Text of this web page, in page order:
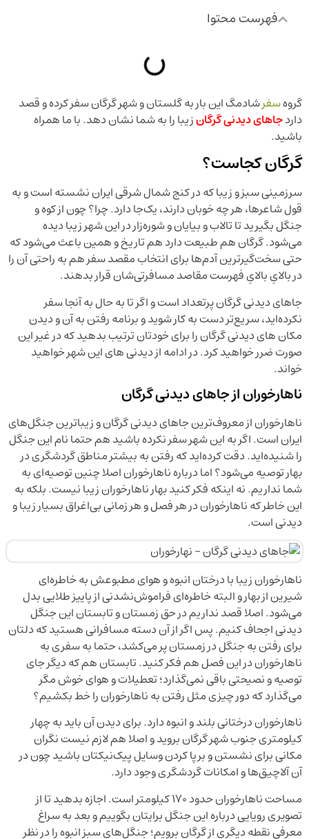
فهرست محتوا
گروهسفرشادمگ این بار به گلستان و شهر گرگان سفر کرده و قصد
داردجاهای دیدنیگرگانزیبا را به شما نشان دهد. با ما همراه
باشید.
گرگان کجاست؟
سرزمینی سبز و زیبا که در کنج شمال شرقی ایران نشسته است و به
قول شاعرها، هر چه خوبان دارند، یک‌جا دارد. چرا؟ چون از کوه و
جنگل بگیرید تا تالاب و بیایان و شوره‌زار در این شهر زیبا دیده
می‌شود. گرگان هم طبیعت دارد هم تاریخ و همین باعث می‌شود که
حتی سخت‌گیرترین آدم‌ها برای انتخاب مقصد سفر هم به راحتی آن را
در بالایِ بالایِ فهرست مقاصد مسافرتی‌شان قرار بدهند.
جاهای دیدنی گرگان پرتعداد است و اگر تا به حال به آنجا سفر
نکرده‌اید، سریع‌تر دست به کار شوید و برنامه رفتن به آن و دیدن
مکان های دیدنی گرگان را برای خودتان ترتیب بدهید که در غیر این
صورت ضرر خواهید کرد. در ادامه از دیدنی های این شهر خواهید
خواند.
ناهارخوران از جاهای دیدنی گرگان
ناهارخوران از معروف‌ترین جاهای دیدنی گرگان و زیباترین جنگل‌های
ایران است. اگر به این شهر سفر نکرده باشید هم حتما نام این جنگل
را شنیده‌اید. دقت کرده‌اید که رفتن به بیشتر مناطق گردشگری در
بهار توصیه می‌شود؟ اما درباره ناهارخوران اصلا چنین توصیه‌ای به
شما نداریم. نه اینکه فکر کنید بهار ناهارخوران زیبا نیست. بلکه به
این خاطر که ناهارخوران در هر فصل و هر زمانی بی‌اغراق بسیار زیبا و
دیدنی است.
ناهارخوران زیبا با درختان انبوه و هوای مطبوعش به خاطره‌ای
شیرین از بهار و البته خاطره‌ای فراموش‌نشدنی از پاییز طلایی بدل
می‌شود. اصلا قصد نداریم در حق زمستان و تابستان این جنگل‌
دیدنی اجحاف کنیم. پس اگر از آن دسته مسافرانی هستید که دلتان
برای رفتن به جنگل در زمستان پر می‌کشد، حتما به سفری به
ناهارخوران در این فصل هم فکر کنید. تابستان هم که دیگر جای
توصیه و نصیحتی باقی نمی‌گذارد؛‌ تعطیلات و هوای خوش مگر
می‌گذارد که دور چیزی مثل رفتن به ناهارخوران را خط بکشیم؟
ناهارخوران درختانی بلند و انبوه دارد. برای دیدن آن باید به چهار
کیلومتری جنوب شهر گرگان بروید و اصلا هم لازم نیست نگران
مکانی برای نشستن و برپا کردن وسایل پیک‌نیکتان باشید چون در
آن آلاچیق‌ها و امکانات گردشگری وجود دارد.
مساحت ناهارخوران حدود ۱۷۰ کیلومتر است. اجازه بدهید تا از
تصویری رویایی درباره این جنگل برایتان بگوییم و بعد به سراغ
معرفی نقطه دیگری از گرگان برویم؛ جنگل‌های سبز انبوه را در نظر